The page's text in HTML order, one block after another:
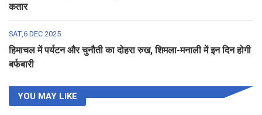
कतार
SAT,6 DEC 2025
हिमाचल में पर्यटन और चुनौती का दोहरा रुख, शिमला-मनाली में इन दिन होगी
बर्फबारी
YOU MAY LIKE